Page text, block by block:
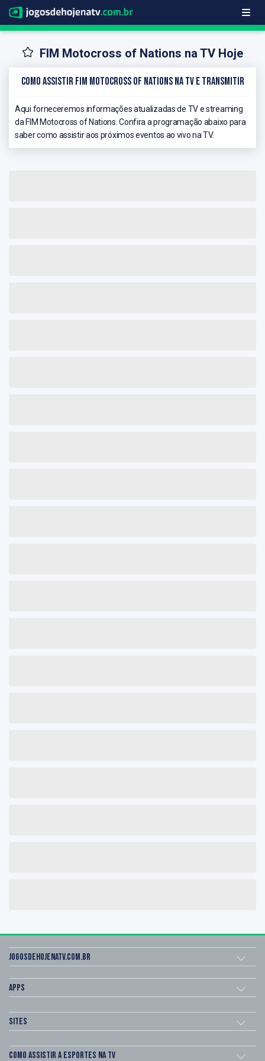
FIM Motocross of Nations na TV Hoje
Como Assistir FIM Motocross of Nations na TV e Transmitir
Aqui forneceremos informações atualizadas de TV e streaming
da FIM Motocross of Nations. Confira a programação abaixo para
saber como assistir aos próximos eventos ao vivo na TV.
Jogosdehojenatv.com.br
Apps
Sites
Como assistir a esportes na TV